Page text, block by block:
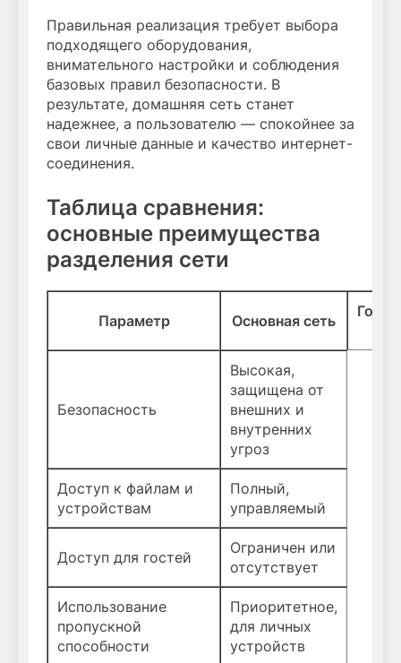
Правильная реализация требует выбора
подходящего оборудования,
внимательного настройки и соблюдения
базовых правил безопасности. В
результате, домашняя сеть станет
надежнее, а пользователю — спокойнее за
свои личные данные и качество интернет-
соединения.
Таблица сравнения:
основные преимущества
разделения сети
Параметр Основная сеть
Безопасность
Высокая,
защищена от
внешних и
внутренних
угроз
Доступ к файлам и
устройствам
Полный,
управляемый
Доступ для гостей
Ограничен или
отсутствует
Использование
пропускной
способности
Приоритетное,
для личных
устройств